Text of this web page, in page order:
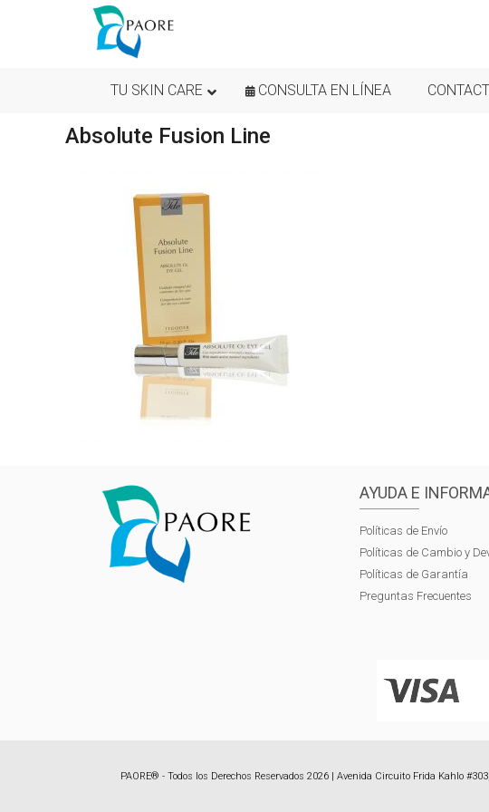
TU SKIN CARE CONSULTA EN LÍNEA
Absolute Fusion Line
AYUDA E
Políticas de Envío
Políticas de Cambio y
Políticas de Garantía
Preguntas Frecuentes
PAORE® - Todos los Derechos Reservados 2026 | Avenida Circuito Frida Kahlo